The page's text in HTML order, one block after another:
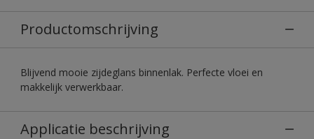
Productomschrijving
Blijvend mooie zijdeglans binnenlak. Perfecte vloei en
makkelijk verwerkbaar.
Applicatie beschrijving